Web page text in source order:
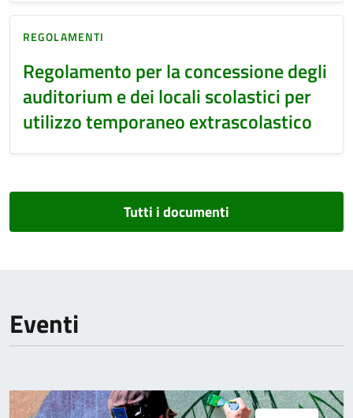
REGOLAMENTI
Regolamento per la concessione degli
auditorium e dei locali scolastici per
utilizzo temporaneo extrascolastico
Tutti i documenti
Eventi